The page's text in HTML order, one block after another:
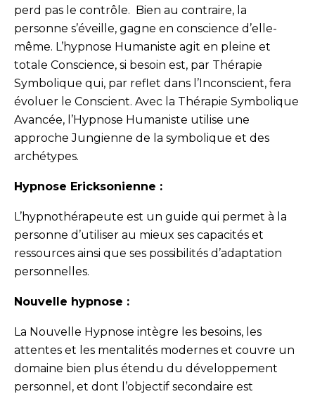
perd pas le contrôle. Bien au contraire, la
personne s’éveille, gagne en conscience d’elle-
même. L’hypnose Humaniste agit en pleine et
totale Conscience, si besoin est, par Thérapie
Symbolique qui, par reflet dans l’Inconscient, fera
évoluer le Conscient. Avec la Thérapie Symbolique
Avancée, l’Hypnose Humaniste utilise une
approche Jungienne de la symbolique et des
archétypes.
Hypnose Ericksonienne :
L’hypnothérapeute est un guide qui permet à la
personne d’utiliser au mieux ses capacités et
ressources ainsi que ses possibilités d’adaptation
personnelles.
Nouvelle hypnose :
La Nouvelle Hypnose intègre les besoins, les
attentes et les mentalités modernes et couvre un
domaine bien plus étendu du développement
personnel, et dont l’objectif secondaire est